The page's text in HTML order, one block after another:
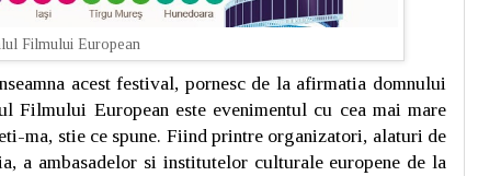
Filmului European
acest festival, pornesc de la afirmatia domnului
Filmului European este evenimentul cu cea mai mare
ma, stie ce spune. Fiind printre organizatori, alaturi de
a ambasadelor si institutelor culturale europene de la